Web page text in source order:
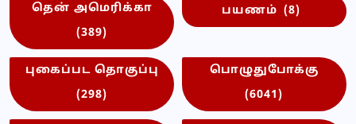
தென் அமெரிக்கா
(389)
பயணம் (8)
புகைப்பட தொகுப்பு
(298)
பொழுதுபோக்கு
(6041)